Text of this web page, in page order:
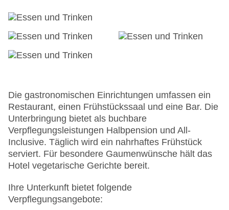
Die gastronomischen Einrichtungen umfassen ein
Restaurant, einen Frühstückssaal und eine Bar. Die
Unterbringung bietet als buchbare
Verpflegungsleistungen Halbpension und All-
Inclusive. Täglich wird ein nahrhaftes Frühstück
serviert. Für besondere Gaumenwünsche hält das
Hotel vegetarische Gerichte bereit.
Ihre Unterkunft bietet folgende
Verpflegungsangebote: